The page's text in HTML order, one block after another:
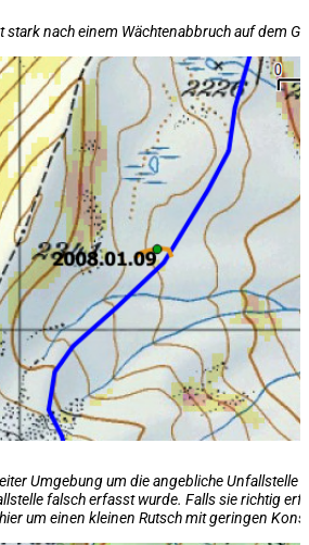
stark nach einem Wächtenabbruch auf dem
Umgebung um die angebliche Unfallstelle
falsch erfasst wurde. Falls sie richtig
um einen kleinen Rutsch mit geringen